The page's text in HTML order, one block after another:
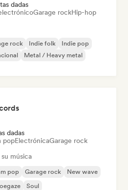
dadas
Garage rockHip-hop
rock Indie folk
Indie pop
Metal / Heavy metal
dadas
popElectrónicaGarage rock
música
pop Garage rock
New wave
Soul